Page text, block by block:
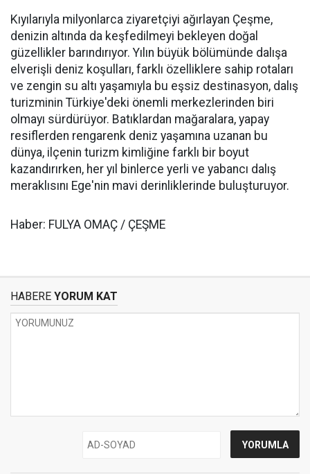
Kıyılarıyla milyonlarca ziyaretçiyi ağırlayan Çeşme,
denizin altında da keşfedilmeyi bekleyen doğal
güzellikler barındırıyor. Yılın büyük bölümünde dalışa
elverişli deniz koşulları, farklı özelliklere sahip rotaları
ve zengin su altı yaşamıyla bu eşsiz destinasyon, dalış
turizminin Türkiye'deki önemli merkezlerinden biri
olmayı sürdürüyor. Batıklardan mağaralara, yapay
resiflerden rengarenk deniz yaşamına uzanan bu
dünya, ilçenin turizm kimliğine farklı bir boyut
kazandırırken, her yıl binlerce yerli ve yabancı dalış
meraklısını Ege'nin mavi derinliklerinde buluşturuyor.
Haber: FULYA OMAÇ / ÇEŞME
HABERE YORUM KAT